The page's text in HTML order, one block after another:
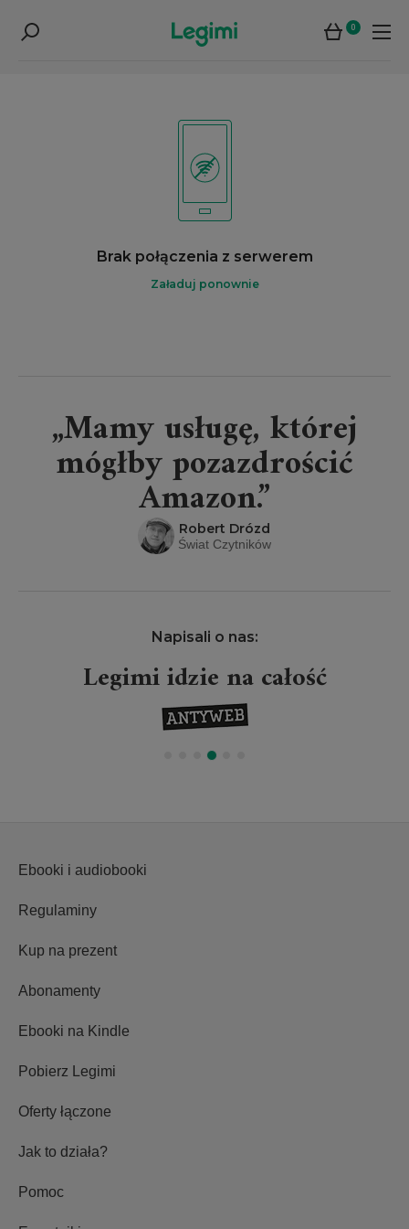
0
Brak połączenia z serwerem
Załaduj ponownie
„Mamy usługę, której
mógłby pozazdrościć
Amazon.”
Robert Drózd
Świat Czytników
Napisali o nas:
Legimi idzie na całość
Ebooki i audiobooki
Regulaminy
Kup na prezent
Abonamenty
Ebooki na Kindle
Pobierz Legimi
Oferty łączone
Jak to działa?
Pomoc